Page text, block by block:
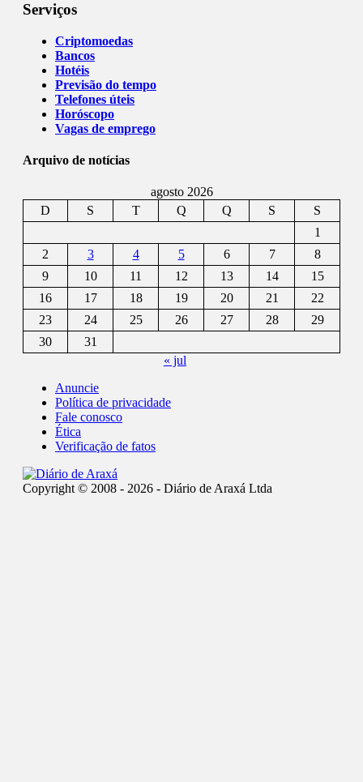
Serviços
Criptomoedas
Bancos
Hotéis
Previsão do tempo
Telefones úteis
Horóscopo
Vagas de emprego
Arquivo de notícias
agosto 2026
D
S T Q Q S
S
1
2
3 4 5 6 7
8
9
10 11 12 13 14
15
16
17 18 19 20 21
22
23
24 25 26 27 28
29
30
31
« jul
Anuncie
Política de privacidade
Fale conosco
Ética
Verificação de fatos
Copyright © 2008 - 2026 - Diário de Araxá Ltda